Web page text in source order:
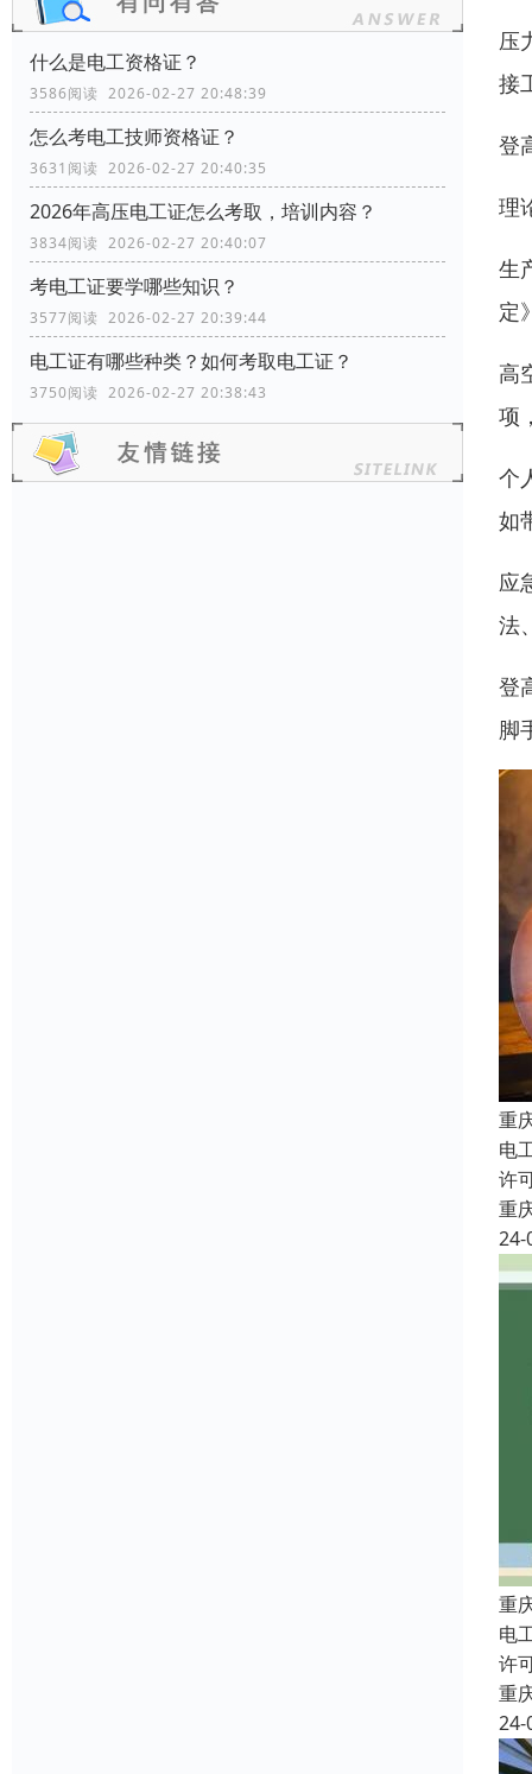
什么是电工资格证？
3586阅读 2026-02-27 20:48:39
怎么考电工技师资格证？
3631阅读 2026-02-27 20:40:35
2026年高压电工证怎么考取，培训内容？
3834阅读 2026-02-27 20:40:07
考电工证要学哪些知识？
3577阅读 2026-02-27 20:39:44
电工证有哪些种类？如何考取电工证？
3750阅读 2026-02-27 20:38:43
压
接
登
理
生
定
高
项
个
如
应
法
登
脚
重
电
许
重
24-
重
电
许
重
24-